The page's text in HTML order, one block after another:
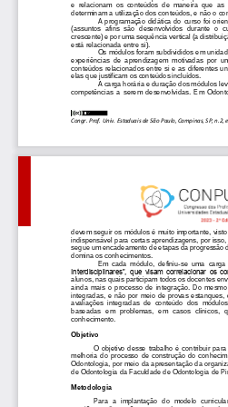
Congr. Prof. Univ. Estaduais de São Paulo, Campinas, SP, n.2,
e  relacionam  os  conteúdos  de  maneira  que  as
determinam a utilização dos conteúdos, e não o co
A  programação  didática  do  curso  foi
(assuntos  afins  são  desenvolvidos  durante  o
crescente) e por uma sequência vertical (a
está relacionada entre si).
Os módulos foram subdivididos em
experiências  de  aprendizagem  motivadas  por
conteúdos relacionados entre si e as diferentes
elas que justificam os conteúdos incluídos.
A carga horária e duração dos módulos
competências  a  serem  desenvolvidas.  Em
devem seguir os módulos é muito importante,
indispensável para certas aprendizagens, por
segue um encadeamento de etapas da progressão
domina os conhecimentos.
Em  cada  módulo,  definiu-se  uma  carga
Interdisciplinares”,  que  visam  correlacionar  os
alunos, nas quais participam todos os docentes
ainda  mais  o  processo  de  integração.  Do  mesmo
integradas,  e  não  por  meio  de  provas
avaliações  integradas  de  conteúdo  dos
baseadas  em  problemas,  em  casos  clínicos,
conhecimento.
Objetivo
O  objetivo  desse  trabalho  é  contribuir
melhoria  do  processo  de  construção  do
Odontologia, por meio da apresentação da
de Odontologia da Faculdade de Odontologia de
Metodologia
Para  a  implantação  do  modelo